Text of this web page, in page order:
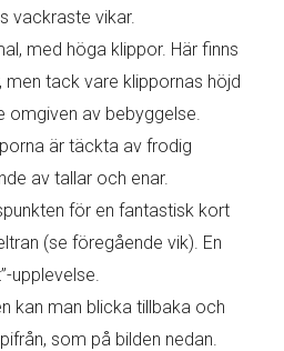
vackraste vikar.
med höga klippor. Här finns
men tack vare klippornas höjd
omgiven av bebyggelse.
är täckta av frodig
av tallar och enar.
för en fantastisk kort
(se föregående vik). En
upplevelse.
kan man blicka tillbaka och
som på bilden nedan.